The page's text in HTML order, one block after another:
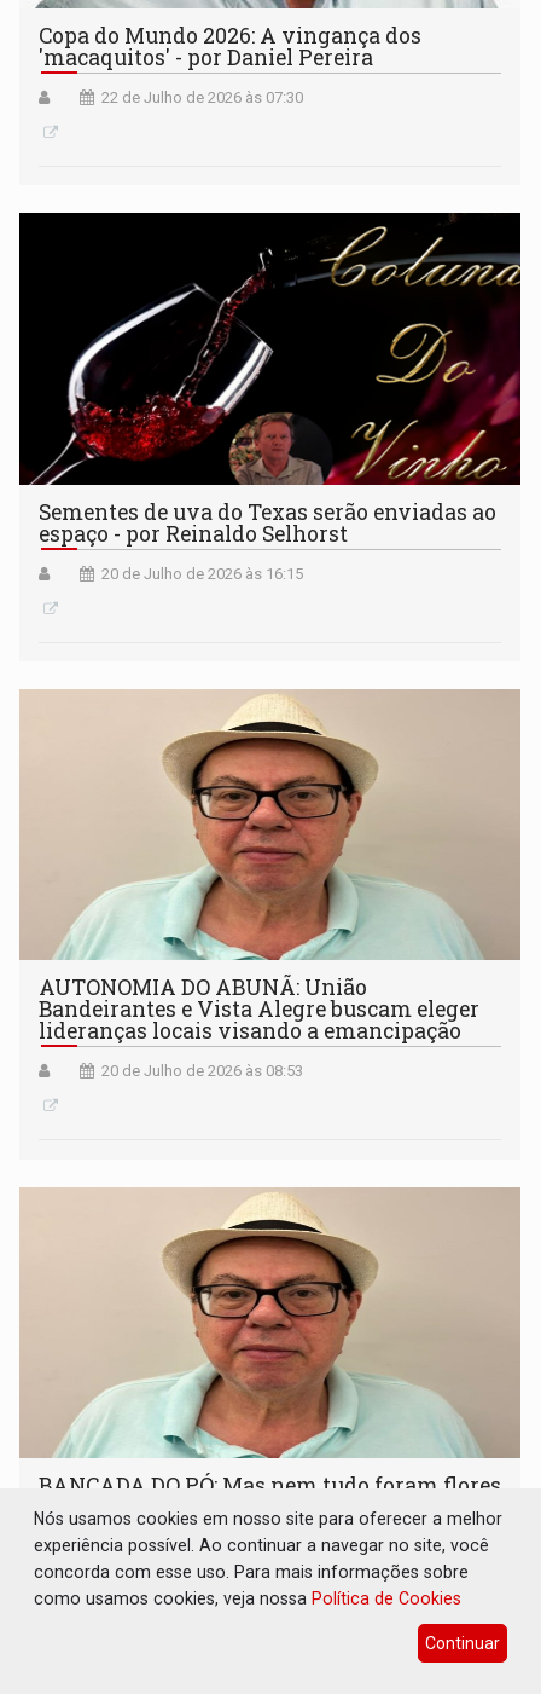
Copa do Mundo 2026: A vingança dos
'macaquitos' - por Daniel Pereira
22 de Julho de 2026 às 07:30
Sementes de uva do Texas serão enviadas ao
espaço - por Reinaldo Selhorst
20 de Julho de 2026 às 16:15
AUTONOMIA DO ABUNÃ: União
Bandeirantes e Vista Alegre buscam eleger
lideranças locais visando a emancipação
20 de Julho de 2026 às 08:53
BANCADA DO PÓ: Mas nem tudo foram flores
com a bancada federal de Rondônia em sua
trajetória
17 de Julho de 2026 às 10:04
Nós usamos cookies em nosso site para oferecer a melhor
experiência possível. Ao continuar a navegar no site, você
concorda com esse uso. Para mais informações sobre
como usamos cookies, veja nossa Política de Cookies
Continuar